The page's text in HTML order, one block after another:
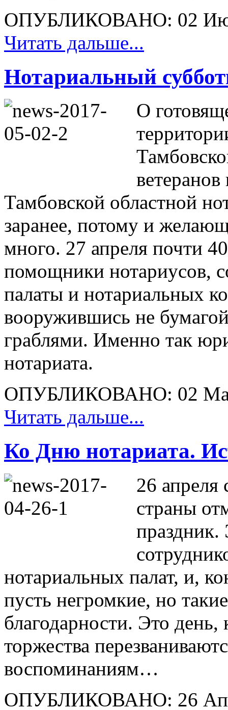
ОПУБЛИКОВАНО: 02
Читать дальше...
Нотариальный
О
Тамбовской областной
заранее, потому и
много. 27 апреля почти
помощники нотариусов,
палаты и нотариальных
вооружившись не
граблями. Именно так
нотариата.
ОПУБЛИКОВАНО: 02
Читать дальше...
Ко Дню нотариата.
26 апреля
страны
праздник.
нотариальных палат, и,
пусть негромкие, но
благодарности. Это
торжества
воспоминаниям…
ОПУБЛИКОВАНО: 26